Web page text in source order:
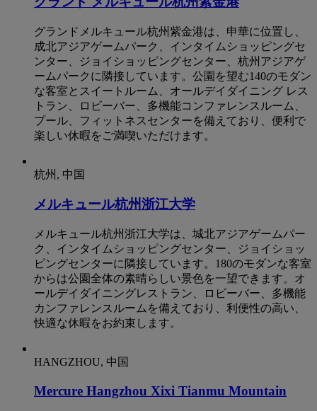
グランドメルキュール杭州紫金港は、申華に位置し、
成北アジアゲームパーク、インタイムショッピングセ
ンター、ジョイショッピングセンター、杭州アジアゲ
ームパークに隣接しています。公園を望む140のモダン
な客室とスイートルーム、オールデイダイニング レス
トラン、ロビーバー、多機能コンファレンスルーム、
プール、フィットネスセンターを備えており、便利で
楽しい休暇をご満喫いただけます。
杭州, 中国
メルキュール杭州浙江大学
メルキュール杭州浙江大学は、城北アジアゲームパー
ク、インタイムショッピングセンター、ジョイショッ
ピングセンターに隣接しています。180のモダンな客室
からは公園全体の素晴らしい景色を一望できます。オ
ールデイダイニングレストラン、ロビーバー、多機能
カンファレンスルームを備えており、利便性の高い、
快適な休暇をお約束します。
HANGZHOU, 中国
Mercure Hangzhou Xixi Tianmu Mountain